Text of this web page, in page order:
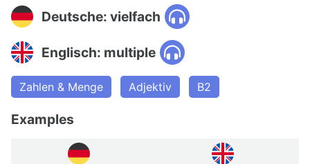
Deutsche: vielfach
Englisch: multiple
Zahlen & Menge Adjektiv B2
Examples